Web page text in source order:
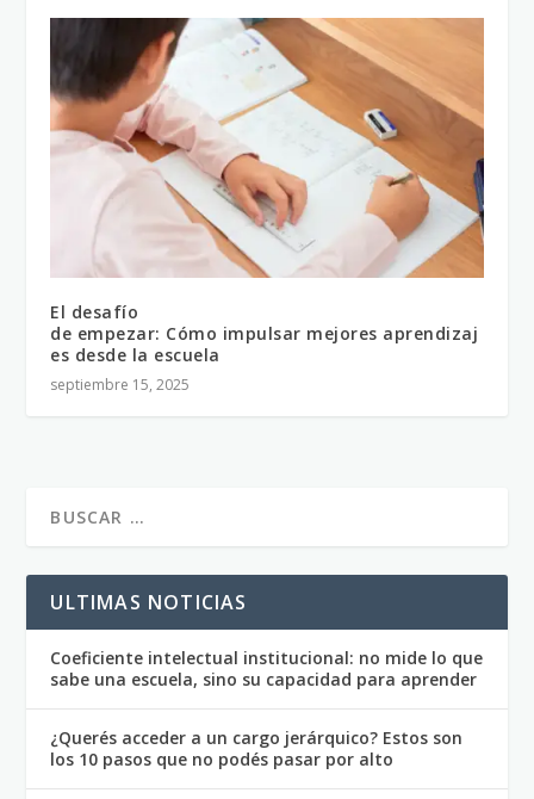
El desafío
de empezar: Cómo impulsar mejores aprendizaj
es desde la escuela
septiembre 15, 2025
ULTIMAS NOTICIAS
Coeficiente intelectual institucional: no mide lo que
sabe una escuela, sino su capacidad para aprender
¿Querés acceder a un cargo jerárquico? Estos son
los 10 pasos que no podés pasar por alto